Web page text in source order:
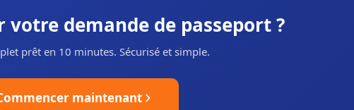
votre demande de passeport ?
prêt en 10 minutes. Sécurisé et simple.
maintenant